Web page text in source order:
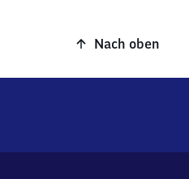
Nach oben